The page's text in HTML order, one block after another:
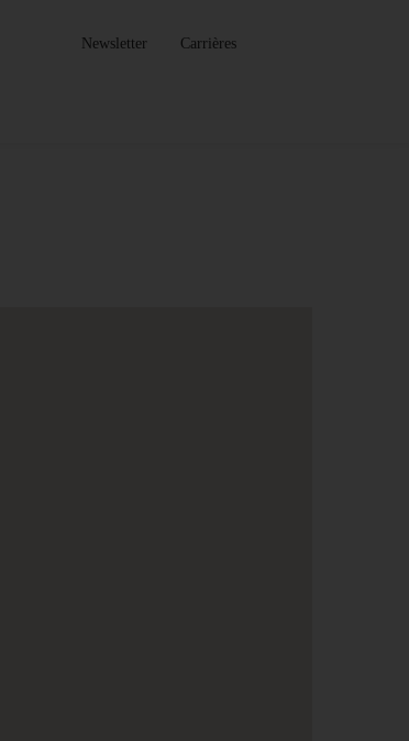
Newsletter Carrières